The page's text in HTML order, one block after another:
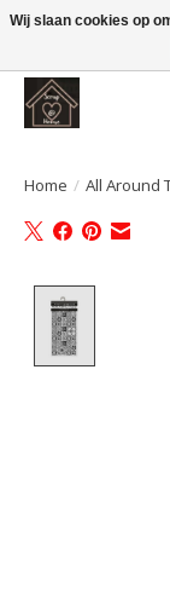
Large selection of
Home / All Around
Wij slaan cookies op